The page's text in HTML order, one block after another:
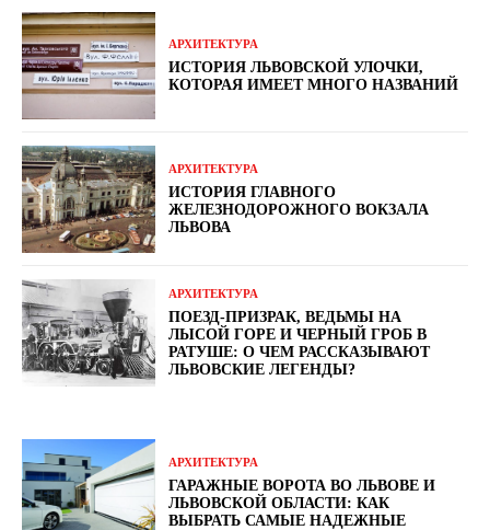
АРХИТЕКТУРА
ИСТОРИЯ ЛЬВОВСКОЙ УЛОЧКИ,
КОТОРАЯ ИМЕЕТ МНОГО НАЗВАНИЙ
АРХИТЕКТУРА
ИСТОРИЯ ГЛАВНОГО
ЖЕЛЕЗНОДОРОЖНОГО ВОКЗАЛА
ЛЬВОВА
АРХИТЕКТУРА
ПОЕЗД-ПРИЗРАК, ВЕДЬМЫ НА
ЛЫСОЙ ГОРЕ И ЧЕРНЫЙ ГРОБ В
РАТУШЕ: О ЧЕМ РАССКАЗЫВАЮТ
ЛЬВОВСКИЕ ЛЕГЕНДЫ?
АРХИТЕКТУРА
ГАРАЖНЫЕ ВОРОТА ВО ЛЬВОВЕ И
ЛЬВОВСКОЙ ОБЛАСТИ: КАК
ВЫБРАТЬ САМЫЕ НАДЕЖНЫЕ